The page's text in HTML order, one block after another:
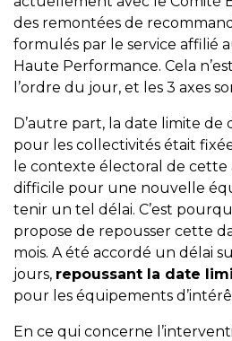
des remontées de
formulés par le service affilié
Haute Performance. Cela
l’ordre du jour, et les 3 axes
D’autre part, la date limite de
pour les collectivités était
le contexte électoral de cette
difficile pour une nouvelle
tenir un tel délai. C’est
propose de repousser cette
mois. A été accordé un délai
jours, repoussant la date
pour les équipements
En ce qui concerne